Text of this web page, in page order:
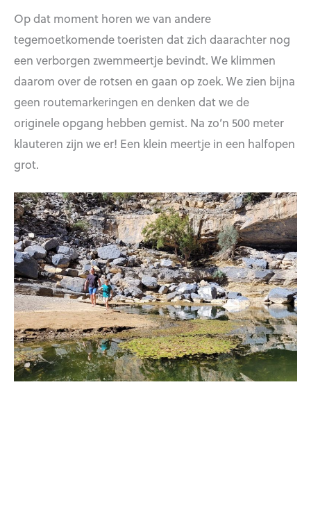
Op dat moment horen we van andere
tegemoetkomende toeristen dat zich daarachter nog
een verborgen zwemmeertje bevindt. We klimmen
daarom over de rotsen en gaan op zoek. We zien bijna
geen routemarkeringen en denken dat we de
originele opgang hebben gemist. Na zo’n 500 meter
klauteren zijn we er! Een klein meertje in een halfopen
grot.